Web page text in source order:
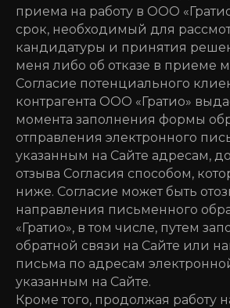
приема на работу в ООО
срок, необходимый для
кандидатуры и принятия
меня либо об отказе в приеме
Согласие потенциального
контрагента ООО «Гратио»
момента заполнения формы
отправления электронного
указанным на Сайте адресам,
отзыва Согласия способом,
ниже. Согласие может быть
направления письменного
«Гратио», в том числе, путем
обратной связи на Сайте или
письма по адресам
указанным на Сайте.
Кроме того, продолжая работу
Услуги Кейсы Клиенты
Gratio.team
Gratio.tech